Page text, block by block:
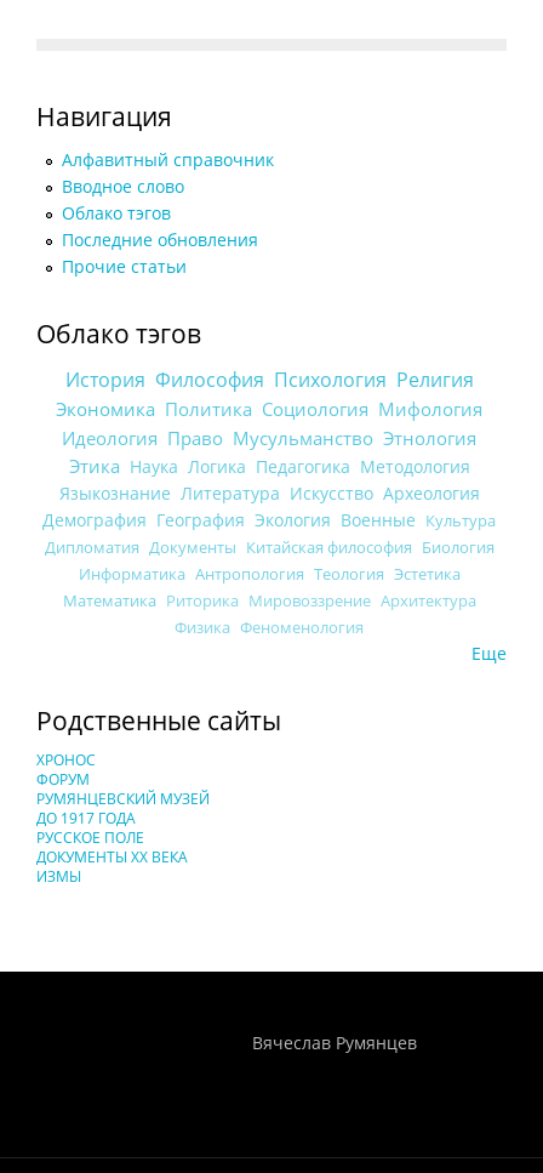
Навигация
Алфавитный справочник
Вводное слово
Облако тэгов
Последние обновления
Прочие статьи
Облако тэгов
История Философия Психология Религия
Экономика Политика Социология Мифология
Идеология Право Мусульманство Этнология
Этика Наука Логика Педагогика Методология
Языкознание Литература Искусство Археология
Демография География Экология Военные Культура
Дипломатия Документы Китайская философия Биология
Информатика Антропология Теология Эстетика
Математика Риторика Мировоззрение Архитектура
Физика Феноменология
Еще
Родственные сайты
ХРОНОС
ФОРУМ
РУМЯНЦЕВСКИЙ МУЗЕЙ
ДО 1917 ГОДА
РУССКОЕ ПОЛЕ
ДОКУМЕНТЫ XX ВЕКА
ИЗМЫ
Вячеслав Румянцев